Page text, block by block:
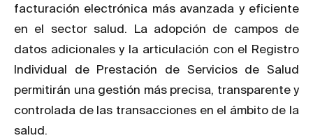
facturación electrónica más avanzada y eficiente
en el sector salud. La adopción de campos de
datos adicionales y la articulación con el Registro
Individual de Prestación de Servicios de Salud
permitirán una gestión más precisa, transparente y
controlada de las transacciones en el ámbito de la
salud.